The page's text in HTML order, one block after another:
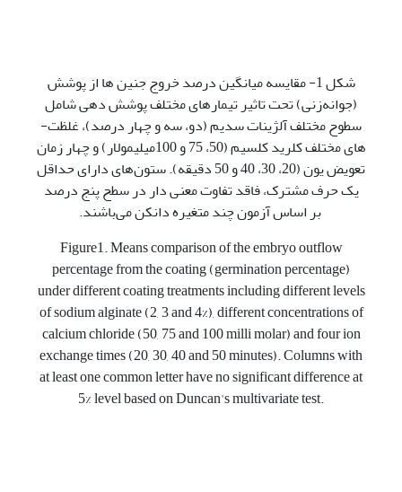
شکل 1- مقایسه میانگین درصد خروج جنین­ ها از پوشش
(جوانه‌‌زنی) تحت تاثیر تیمارهای مختلف پوشش­ دهی شامل
سطوح مختلف آلژینات سدیم (دو، سه و چهار درصد)، غلظت­
های مختلف کلرید کلسیم (50، 75 و 100میلی­مولار) و چهار زمان
تعویض یون (20، 30، 40 و 50 دقیقه). ستون‌های دارای حداقل
یک حرف مشترک، فاقد تفاوت معنی دار در سطح پنج درصد
بر اساس آزمون چند متغیره دانکن می‌باشند.
Figure1. Means comparison of the embryo outflow
percentage from the coating (germination percentage)
under different coating treatments including different levels
of sodium alginate (2, 3 and 4%), different concentrations of
calcium chloride (50, 75 and 100 milli molar) and four ion
exchange times (20, 30, 40 and 50 minutes). Columns with
at least one common letter have no significant difference at
5% level based on Duncan's multivariate test.